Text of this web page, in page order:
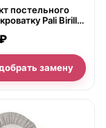
постельного
Pali Birillo,
замену